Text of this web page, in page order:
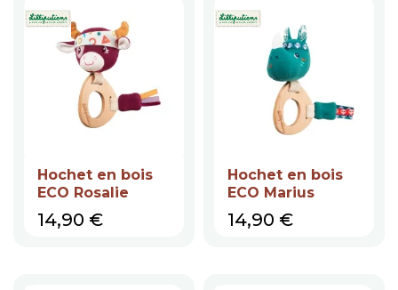
Hochet en bois
ECO Rosalie
Prix
14,90 €
Hochet en bois
ECO Marius
Prix
14,90 €